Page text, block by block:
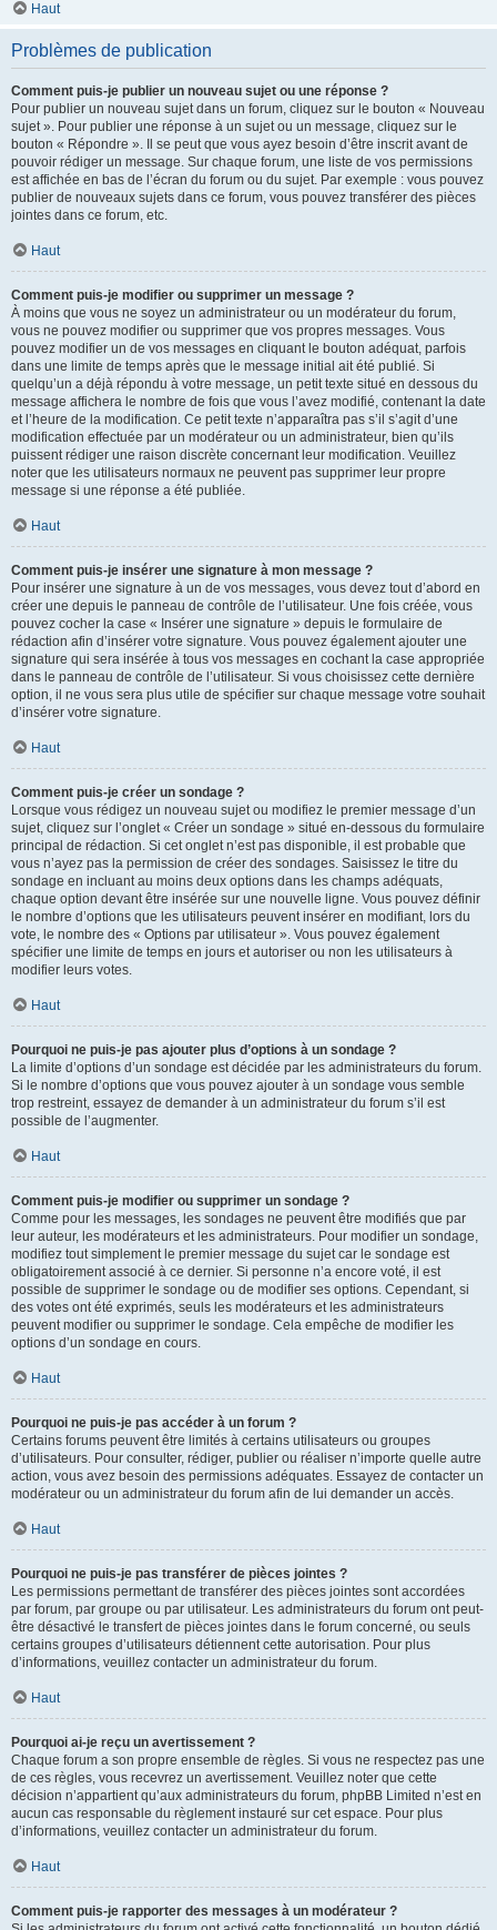
Haut
Problèmes de publication
Comment puis-je publier un nouveau sujet ou une réponse ?
Pour publier un nouveau sujet dans un forum, cliquez sur le bouton « Nouveau
sujet ». Pour publier une réponse à un sujet ou un message, cliquez sur le
bouton « Répondre ». Il se peut que vous ayez besoin d’être inscrit avant de
pouvoir rédiger un message. Sur chaque forum, une liste de vos permissions
est affichée en bas de l’écran du forum ou du sujet. Par exemple : vous pouvez
publier de nouveaux sujets dans ce forum, vous pouvez transférer des pièces
jointes dans ce forum, etc.
Haut
Comment puis-je modifier ou supprimer un message ?
À moins que vous ne soyez un administrateur ou un modérateur du forum,
vous ne pouvez modifier ou supprimer que vos propres messages. Vous
pouvez modifier un de vos messages en cliquant le bouton adéquat, parfois
dans une limite de temps après que le message initial ait été publié. Si
quelqu’un a déjà répondu à votre message, un petit texte situé en dessous du
message affichera le nombre de fois que vous l’avez modifié, contenant la date
et l’heure de la modification. Ce petit texte n’apparaîtra pas s’il s’agit d’une
modification effectuée par un modérateur ou un administrateur, bien qu’ils
puissent rédiger une raison discrète concernant leur modification. Veuillez
noter que les utilisateurs normaux ne peuvent pas supprimer leur propre
message si une réponse a été publiée.
Haut
Comment puis-je insérer une signature à mon message ?
Pour insérer une signature à un de vos messages, vous devez tout d’abord en
créer une depuis le panneau de contrôle de l’utilisateur. Une fois créée, vous
pouvez cocher la case « Insérer une signature » depuis le formulaire de
rédaction afin d’insérer votre signature. Vous pouvez également ajouter une
signature qui sera insérée à tous vos messages en cochant la case appropriée
dans le panneau de contrôle de l’utilisateur. Si vous choisissez cette dernière
option, il ne vous sera plus utile de spécifier sur chaque message votre souhait
d’insérer votre signature.
Haut
Comment puis-je créer un sondage ?
Lorsque vous rédigez un nouveau sujet ou modifiez le premier message d’un
sujet, cliquez sur l’onglet « Créer un sondage » situé en-dessous du formulaire
principal de rédaction. Si cet onglet n’est pas disponible, il est probable que
vous n’ayez pas la permission de créer des sondages. Saisissez le titre du
sondage en incluant au moins deux options dans les champs adéquats,
chaque option devant être insérée sur une nouvelle ligne. Vous pouvez définir
le nombre d’options que les utilisateurs peuvent insérer en modifiant, lors du
vote, le nombre des « Options par utilisateur ». Vous pouvez également
spécifier une limite de temps en jours et autoriser ou non les utilisateurs à
modifier leurs votes.
Haut
Pourquoi ne puis-je pas ajouter plus d’options à un sondage ?
La limite d’options d’un sondage est décidée par les administrateurs du forum.
Si le nombre d’options que vous pouvez ajouter à un sondage vous semble
trop restreint, essayez de demander à un administrateur du forum s’il est
possible de l’augmenter.
Haut
Comment puis-je modifier ou supprimer un sondage ?
Comme pour les messages, les sondages ne peuvent être modifiés que par
leur auteur, les modérateurs et les administrateurs. Pour modifier un sondage,
modifiez tout simplement le premier message du sujet car le sondage est
obligatoirement associé à ce dernier. Si personne n’a encore voté, il est
possible de supprimer le sondage ou de modifier ses options. Cependant, si
des votes ont été exprimés, seuls les modérateurs et les administrateurs
peuvent modifier ou supprimer le sondage. Cela empêche de modifier les
options d’un sondage en cours.
Haut
Pourquoi ne puis-je pas accéder à un forum ?
Certains forums peuvent être limités à certains utilisateurs ou groupes
d’utilisateurs. Pour consulter, rédiger, publier ou réaliser n’importe quelle autre
action, vous avez besoin des permissions adéquates. Essayez de contacter un
modérateur ou un administrateur du forum afin de lui demander un accès.
Haut
Pourquoi ne puis-je pas transférer de pièces jointes ?
Les permissions permettant de transférer des pièces jointes sont accordées
par forum, par groupe ou par utilisateur. Les administrateurs du forum ont peut-
être désactivé le transfert de pièces jointes dans le forum concerné, ou seuls
certains groupes d’utilisateurs détiennent cette autorisation. Pour plus
d’informations, veuillez contacter un administrateur du forum.
Haut
Pourquoi ai-je reçu un avertissement ?
Chaque forum a son propre ensemble de règles. Si vous ne respectez pas une
de ces règles, vous recevrez un avertissement. Veuillez noter que cette
décision n’appartient qu’aux administrateurs du forum, phpBB Limited n’est en
aucun cas responsable du règlement instauré sur cet espace. Pour plus
d’informations, veuillez contacter un administrateur du forum.
Haut
Comment puis-je rapporter des messages à un modérateur ?